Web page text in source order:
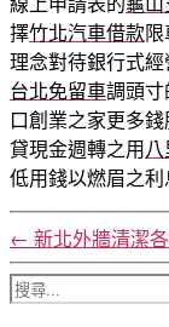
擇竹北汽車借款
理念對待銀行式
台北免留車調頭
口創業之家更多
貸現金週轉之用
低用錢以燃眉之
← 新北外牆清潔
搜